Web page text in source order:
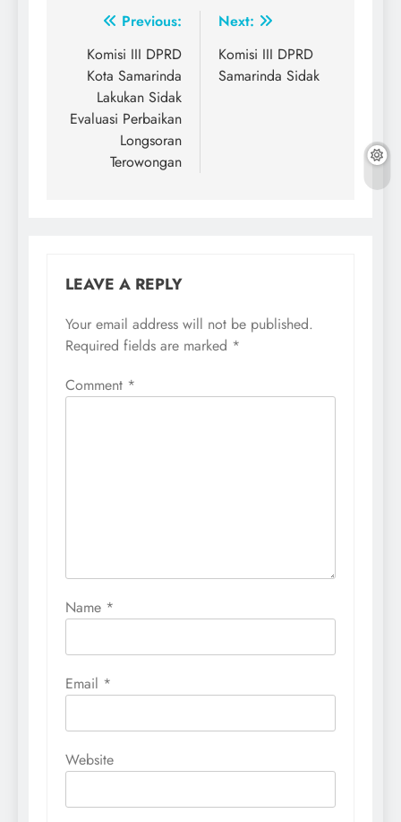
Post
navigation
Previous:
Komisi III DPRD
Kota Samarinda
Lakukan Sidak
Evaluasi Perbaikan
Longsoran
Terowongan
Next:
Komisi III DPRD
Samarinda Sidak
LEAVE A REPLY
Your email address will not be published.
Required fields are marked *
Comment *
Name *
Email *
Website